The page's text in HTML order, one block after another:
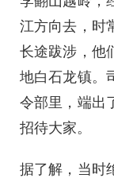
江方向去，时
长途跋涉，他
地白石龙镇。
令部里，端出
招待大家。
据了解，当时